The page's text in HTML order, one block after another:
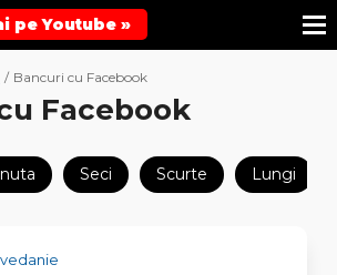
pe Youtube »
/ Bancuri cu Facebook
Facebook
Seci Scurte Lungi